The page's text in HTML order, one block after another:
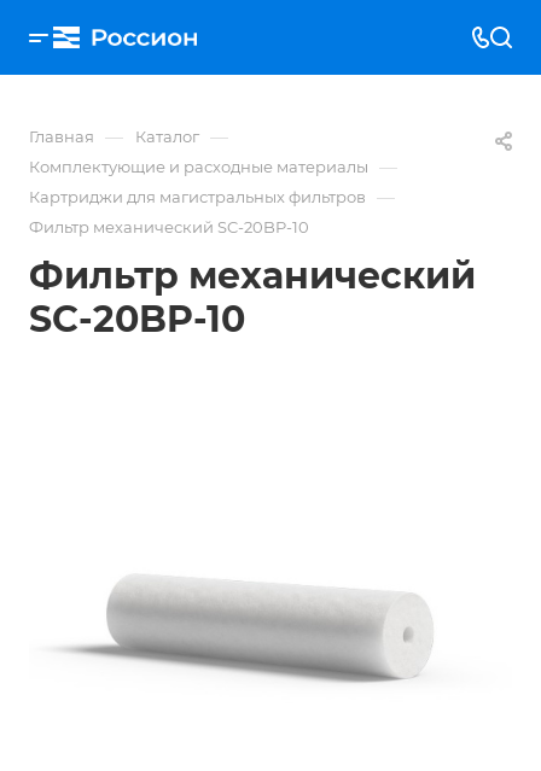
Главная — Каталог —
Комплектующие и расходные материалы —
Картриджи для магистральных фильтров —
Фильтр механический SC-20BP-10
Фильтр механический
SC-20BP-10